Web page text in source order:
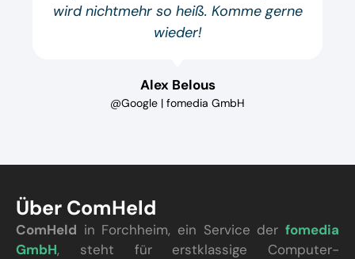
wird nichtmehr so heiß. Komme gerne
wieder!
Alex Belous
@Google | fomedia GmbH
Über ComHeld
ComHeld in Forchheim, ein Service der fomedia
GmbH, steht für erstklassige Computer-